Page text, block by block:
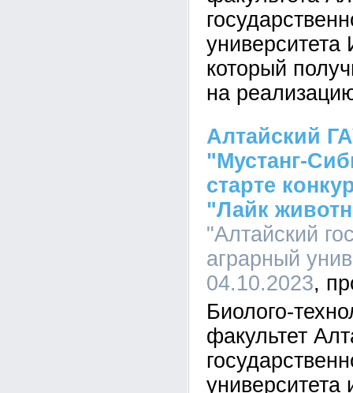
который
на
Алтайский
"Мустанг-
старте
"Лайк
"Алтайский
аграрный
04.10.2023
Биолого-
факультет
университета